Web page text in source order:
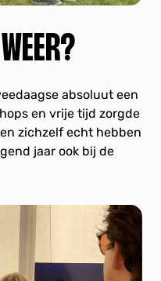
absoluut een
en vrije tijd zorgde
zichzelf echt hebben
jaar ook bij de